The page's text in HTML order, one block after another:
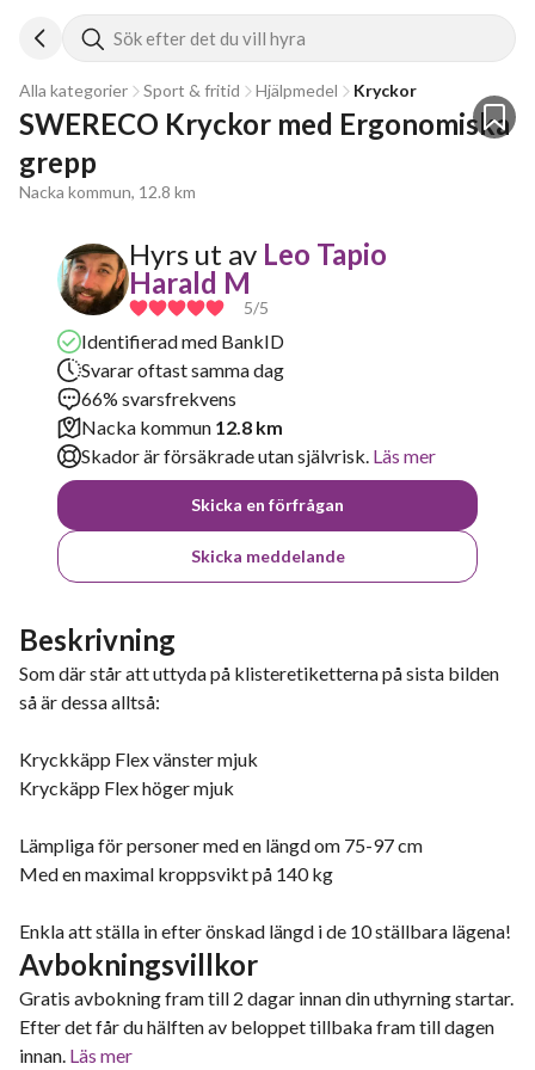
Sök efter det du vill hyra
Alla kategorier Sport & fritid Hjälpmedel Kryckor
SWERECO Kryckor med Ergonomiska
grepp
Nacka kommun, 12.8 km
Hyrs ut av Leo Tapio
Harald M
5/5
Identifierad med BankID
Svarar oftast samma dag
66% svarsfrekvens
Nacka kommun 12.8 km
Skador är försäkrade utan självrisk. Läs mer
Skicka en förfrågan
Skicka meddelande
Beskrivning
Som där står att uttyda på klisteretiketterna på sista bilden
så är dessa alltså:
Kryckkäpp Flex vänster mjuk
Kryckäpp Flex höger mjuk
Lämpliga för personer med en längd om 75-97 cm
Med en maximal kroppsvikt på 140 kg
Enkla att ställa in efter önskad längd i de 10 ställbara lägena!
Avbokningsvillkor
Gratis avbokning fram till 2 dagar innan din uthyrning startar.
Efter det får du hälften av beloppet tillbaka fram till dagen
innan. Läs mer